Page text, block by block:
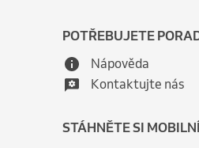
POTŘEBUJETE
Nápověda
Kontaktujte nás
STÁHNĚTE SI